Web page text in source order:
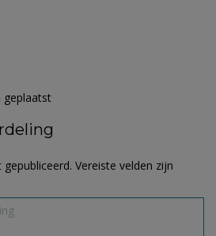
geplaatst
Vereiste velden zijn